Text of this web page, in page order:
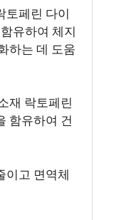
토페린 다이
유하여 체지
하는 데 도움
재 락토페린
함유하여 건
이고 면역체